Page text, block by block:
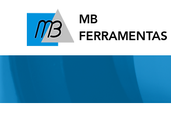
MB
FERRAMENTAS